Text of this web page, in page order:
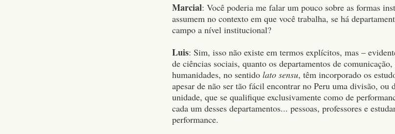
Marcial: Você poderia me falar um pouco sobre as formas
assumem no contexto em que você trabalha, se há
campo a nível institucional?
Luis: Sim, isso não existe em termos explícitos, mas –
de ciências sociais, quanto os departamentos de
humanidades, no sentido lato sensu, têm incorporado os
apesar de não ser tão fácil encontrar no Peru uma divisão, ou
unidade, que se qualifique exclusivamente como de
cada um desses departamentos... pessoas, professores e
performance.